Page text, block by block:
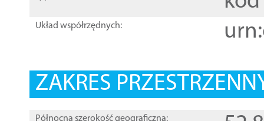
Układ współrzędnych:
ZAKRES
Północna szerokość geograficzna: